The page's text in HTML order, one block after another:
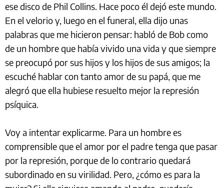
ese disco de Phil Collins. Hace poco él dejó este mundo.
En el velorio y, luego en el funeral, ella dijo unas
palabras que me hicieron pensar: habló de Bob como
de un hombre que había vivido una vida y que siempre
se preocupó por sus hijos y los hijos de sus amigos; la
escuché hablar con tanto amor de su papá, que me
alegró que ella hubiese resuelto mejor la represión
psíquica.
Voy a intentar explicarme. Para un hombre es
comprensible que el amor por el padre tenga que pasar
por la represión, porque de lo contrario quedará
subordinado en su virilidad. Pero, ¿cómo es para la